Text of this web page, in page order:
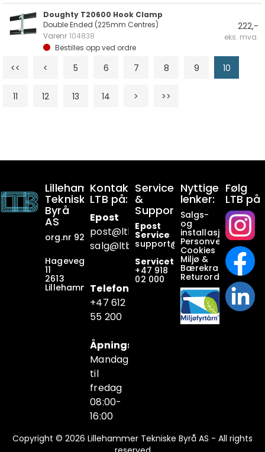
Doughty T20600 Hook Clamp
Double Ended (225mm Centres)
Varenr 104838
Bestilles opp ved ordre
222,-
eks. mva.
<< < 5 6 7 8 9 10
11 12 13 14 > >>
Lillehammer
Tekniske
Byrå
AS
org.nr 928649911
Hagevegen
11
2613
Lillehammer
Kontakt
LTB på:
Epost
post@ltb .no
salg@ltb.no
Telefon
+47 612
55 200
Åpningstider
Mandag
til
fredag
08:00-
16:00
Service
&
Support:
Epost
Service
support@ltb.no
Servicetelefon
+47 918
02 000
Nyttige
lenker:
Salgs-
og
Personvern
Cookies
Miljø &
Bærekraft
Returordninger
Følg
LTB på
Copyright © 2026 Lillehammer Tekniske Byrå AS - All rights